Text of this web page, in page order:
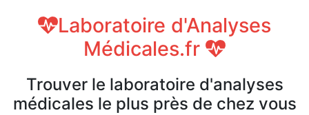
Laboratoire d'Analyses
Médicales.fr
Trouver le laboratoire d'analyses
médicales le plus près de chez vous